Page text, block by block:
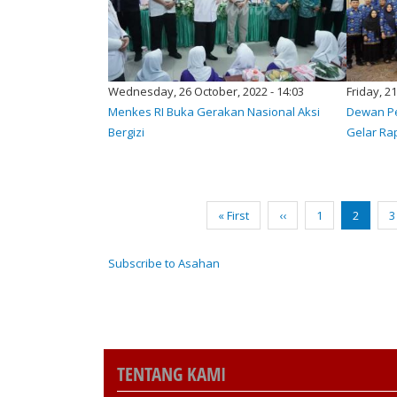
Wednesday, 26 October, 2022 - 14:03
Menkes RI Buka Gerakan Nasional Aksi
Bergizi
Friday,
Dewan
Gelar
First
page
« First
Previous
page
‹‹ Page
1
Current
page
2 3
Subscribe to Asahan
TENTANG KAMI